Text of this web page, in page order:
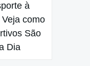
à
como
São
Dia